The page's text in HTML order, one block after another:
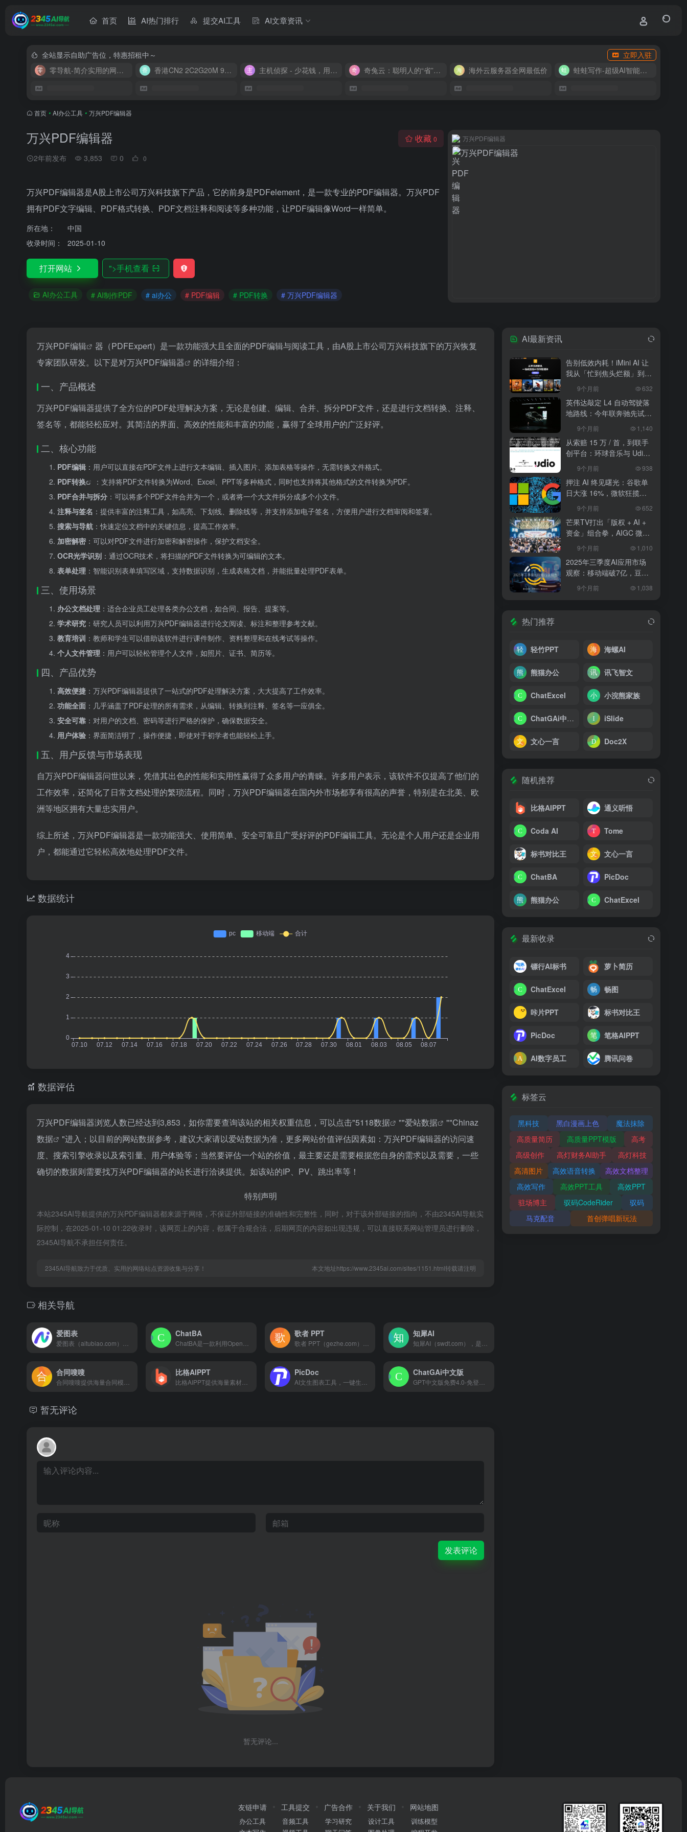
首页 AI热门排行 提交AI工具 AI文章资讯
全站显示自助广告位，特惠招租中～
立即入驻
零导航-简介实用的网址导航
香港CN2 2C2G20M 9.9/月 主机侦探 - 少花钱，用好云 奇兔云：聪明人的“省”钱计划！ 海外云服务器全网最低价 蛙蛙写作-超级AI智能写作助手
首页 • AI办公工具 • 万兴PDF编辑器
万兴PDF编辑器
2年前发布 3,853 0 0
收藏 0
万兴PDF编辑器是A股上市公司万兴科技旗下产品，它的前身是PDFelement，是一款专业的PDF编辑器。万兴PDF
拥有PDF文字编辑、PDF格式转换、PDF文档注释和阅读等多种功能，让PDF编辑像Word一样简单。
所在地：
中国
收录时间：
2025-01-10
打开网站 ">手机查看
AI办公工具 # AI制作PDF # ai办公 # PDF编辑 # PDF转换 # 万兴PDF编辑器
万兴PDF编辑器
万兴PDF编辑
器（PDFExpert）是一款功能强大且全面的PDF编辑与阅读工具，由A股上市公司万兴科技旗下的万兴恢复
专家团队研发。以下是对万兴PDF编辑器 的详细介绍：
一、产品概述
万兴PDF编辑器提供了全方位的PDF处理解决方案，无论是创建、编辑、合并、拆分PDF文件，还是进行文档转换、注释、
签名等，都能轻松应对。其简洁的界面、高效的性能和丰富的功能，赢得了全球用户的广泛好评。
二、核心功能
PDF编辑 ：用户可以直接在PDF文件上进行文本编辑、插入图片、添加表格等操作，无需转换文件格式。
PDF转换
：支持将PDF文件转换为Word、Excel、PPT等多种格式，同时也支持将其他格式的文件转换为PDF。
PDF合并与拆分 ：可以将多个PDF文件合并为一个，或者将一个大文件拆分成多个小文件。
注释与签名 ：提供丰富的注释工具，如高亮、下划线、删除线等，并支持添加电子签名，方便用户进行文档审阅和签署。
搜索与导航 ：快速定位文档中的关键信息，提高工作效率。
加密解密 ：可以对PDF文件进行加密和解密操作，保护文档安全。
OCR光学识别 ：通过OCR技术，将扫描的PDF文件转换为可编辑的文本。
表单处理 ：智能识别表单填写区域，支持数据识别，生成表格文档，并能批量处理PDF表单。
三、使用场景
办公文档处理 ：适合企业员工处理各类办公文档，如合同、报告、提案等。
学术研究 ：研究人员可以利用万兴PDF编辑器进行论文阅读、标注和整理参考文献。
教育培训 ：教师和学生可以借助该软件进行课件制作、资料整理和在线考试等操作。
个人文件管理 ：用户可以轻松管理个人文件，如照片、证书、简历等。
四、产品优势
高效便捷 ：万兴PDF编辑器提供了一站式的PDF处理解决方案，大大提高了工作效率。
功能全面 ：几乎涵盖了PDF处理的所有需求，从编辑、转换到注释、签名等一应俱全。
安全可靠 ：对用户的文档、密码等进行严格的保护，确保数据安全。
用户体验 ：界面简洁明了，操作便捷，即使对于初学者也能轻松上手。
五、用户反馈与市场表现
自万兴PDF编辑器问世以来，凭借其出色的性能和实用性赢得了众多用户的青睐。许多用户表示，该软件不仅提高了他们的
工作效率，还简化了日常文档处理的繁琐流程。同时，万兴PDF编辑器在国内外市场都享有很高的声誉，特别是在北美、欧
洲等地区拥有大量忠实用户。
综上所述，万兴PDF编辑器是一款功能强大、使用简单、安全可靠且广受好评的PDF编辑工具。无论是个人用户还是企业用
户，都能通过它轻松高效地处理PDF文件。
数据统计
数据评估
万兴PDF编辑器浏览人数已经达到3,853，如你需要查询该站的相关权重信息，可以点击"5118数据 ""爱站数据 ""Chinaz
数据
"进入；以目前的网站数据参考，建议大家请以爱站数据为准，更多网站价值评估因素如：万兴PDF编辑器的访问速
度、搜索引擎收录以及索引量、用户体验等；当然要评估一个站的价值，最主要还是需要根据您自身的需求以及需要，一些
确切的数据则需要找万兴PDF编辑器的站长进行洽谈提供。如该站的IP、PV、跳出率等！
特别声明
本站2345AI导航提供的万兴PDF编辑器都来源于网络，不保证外部链接的准确性和完整性，同时，对于该外部链接的指向，不由2345AI导航实
际控制，在2025-01-10 01:22收录时，该网页上的内容，都属于合规合法，后期网页的内容如出现违规，可以直接联系网站管理员进行删除，
2345AI导航不承担任何责任。
2345AI导航致力于优质、实用的网络站点资源收集与分享！ 本文地址https://www.2345ai.com/sites/1151.html转载请注明
相关导航
爱图表 ChatBA 歌者 PPT 知犀AI
合同嗖嗖 比格AIPPT PicDoc ChatGAi中文版
暂无评论
发表评论
暂无评论...
AI最新资讯
告别低效内耗！iMini AI 让
我从「忙到焦头烂额」到
「下班准时打卡」
9个月前 632
英伟达敲定 L4 自动驾驶落
地路线：今年联奔驰先试
水，2027 年 10 万辆无人
出租上路
9个月前 1,140
从索赔 15 万 / 首，到联手
创平台：环球音乐与 Udio
和解，改写 AI 音乐行业规
9个月前 938
押注 AI 终见曙光：谷歌单
日大涨 16%，微软狂揽
18%，科技巨头的 “苦熬与
9个月前 652
芒果TV打出「版权 + AI +
资金」组合拳，AIGC 微短
剧行业将迎洗牌？
9个月前 1,010
2025年三季度AI应用市场
观察：移动端破7亿，豆包
异军突起
9个月前 1,038
热门推荐
轻竹PPT 海螺AI
熊猫办公 讯飞智文
ChatExcel 小浣熊家族
ChatGAi中文版 iSlide
文心一言 Doc2X
随机推荐
比格AIPPT 通义听悟
Coda AI Tome
标书对比王 文心一言
ChatBA PicDoc
熊猫办公 ChatExcel
最新收录
镖行AI标书 萝卜简历
ChatExcel 畅图
咔片PPT 标书对比王
PicDoc 笔格AIPPT
AI数字员工 腾讯问卷
标签云
黑科技 黑白漫画上色
魔法抹除
高质量简历
高质量PPT模版
高考
高级创作
高灯财务AI助手
高灯科技
高清图片
高效语音转换
高效文档整理
高效写作
高效PPT工具
高效PPT
驻场博主
驭码CodeRider
驭码
马克配音
首创弹唱新玩法
友链申请
办公工具
工具提交
音频工具
广告合作
学习研究
关于我们
设计工具
网站地图
训练模型